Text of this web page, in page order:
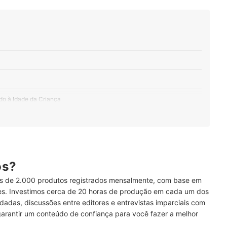
à Idade da Criança
e Facilidade de Armazenamento
do INMETRO
de 2.000 produtos registrados mensalmente, com base em
Investimos cerca de 20 horas de produção em cada um dos
discussões entre editores e entrevistas imparciais com
um conteúdo de confiança para você fazer a melhor